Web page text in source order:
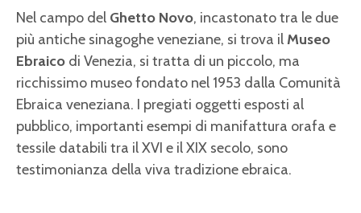
Nel campo del Ghetto Novo, incastonato tra le due
più antiche sinagoghe veneziane, si trova il Museo
Ebraico di Venezia, si tratta di un piccolo, ma
ricchissimo museo fondato nel 1953 dalla Comunità
Ebraica veneziana. I pregiati oggetti esposti al
pubblico, importanti esempi di manifattura orafa e
tessile databili tra il XVI e il XIX secolo, sono
testimonianza della viva tradizione ebraica.